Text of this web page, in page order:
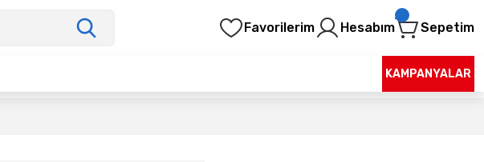
Favorilerim Hesabım Sepetim
KAMPANYALAR